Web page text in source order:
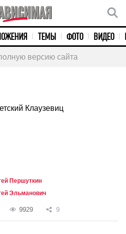
ТЕМЫ ФОТО ВИДЕО
версию сайта
Клаузевиц
Першуткин
Эльманович
9929 9